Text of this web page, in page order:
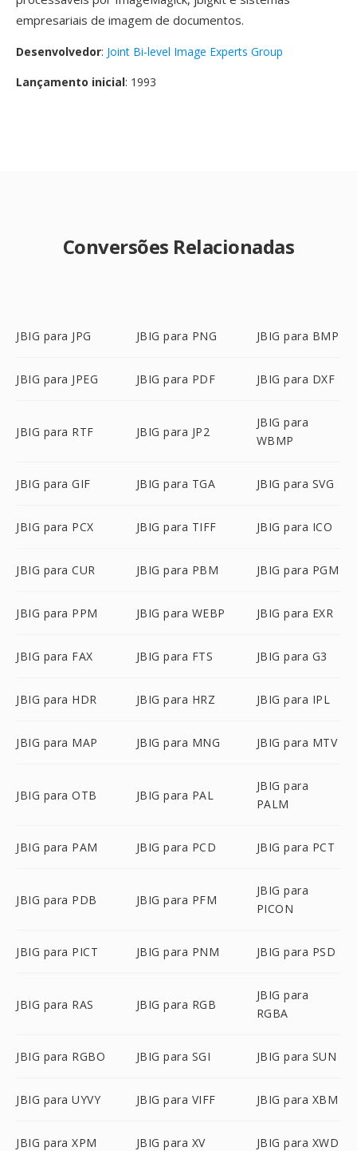
empresariais de imagem de documentos.
Desenvolvedor: Joint Bi-level Image Experts Group
Lançamento inicial: 1993
Conversões Relacionadas
JBIG para JPG JBIG para PNG JBIG para BMP
JBIG para JPEG JBIG para PDF JBIG para DXF
JBIG para RTF JBIG para JP2
JBIG para
WBMP
JBIG para GIF JBIG para TGA JBIG para SVG
JBIG para PCX JBIG para TIFF JBIG para ICO
JBIG para CUR JBIG para PBM JBIG para PGM
JBIG para PPM JBIG para WEBP JBIG para EXR
JBIG para FAX JBIG para FTS JBIG para G3
JBIG para HDR JBIG para HRZ JBIG para IPL
JBIG para MAP JBIG para MNG JBIG para MTV
JBIG para OTB JBIG para PAL
JBIG para
PALM
JBIG para PAM JBIG para PCD JBIG para PCT
JBIG para PDB JBIG para PFM
JBIG para
PICON
JBIG para PICT JBIG para PNM JBIG para PSD
JBIG para RAS JBIG para RGB
JBIG para
RGBA
JBIG para RGBO JBIG para SGI JBIG para SUN
JBIG para UYVY JBIG para VIFF JBIG para XBM
JBIG para XPM JBIG para XV JBIG para XWD